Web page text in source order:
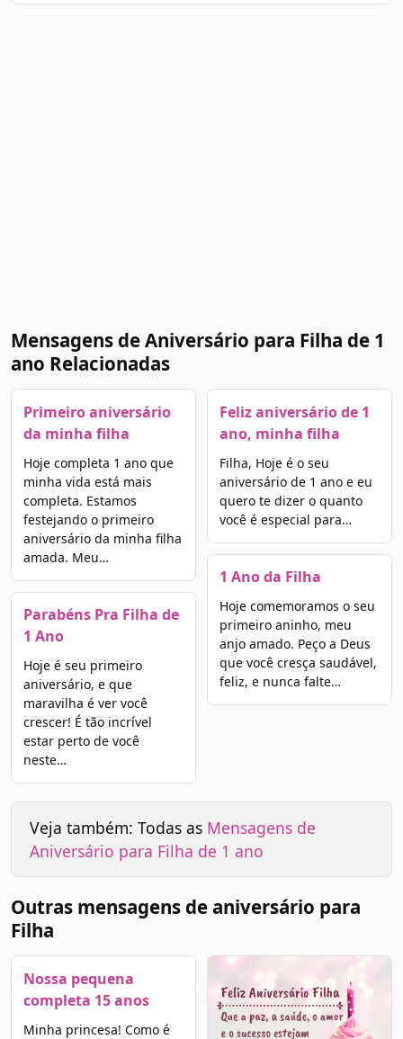
Mensagens de Aniversário para Filha de 1
ano Relacionadas
Primeiro aniversário
da minha filha
Hoje completa 1 ano que
minha vida está mais
completa. Estamos
festejando o primeiro
aniversário da minha filha
amada. Meu…
Parabéns Pra Filha de
1 Ano
Hoje é seu primeiro
aniversário, e que
maravilha é ver você
crescer! É tão incrível
estar perto de você
neste…
Feliz aniversário de 1
ano, minha filha
Filha, Hoje é o seu
aniversário de 1 ano e eu
quero te dizer o quanto
você é especial para…
1 Ano da Filha
Hoje comemoramos o seu
primeiro aninho, meu
anjo amado. Peço a Deus
que você cresça saudável,
feliz, e nunca falte…
Veja também: Todas as Mensagens de
Aniversário para Filha de 1 ano
Outras mensagens de aniversário para
Filha
Nossa pequena
completa 15 anos
Minha princesa! Como é